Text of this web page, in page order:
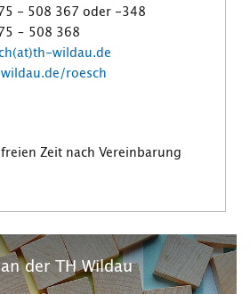
- 508 367 oder -348
– 508 368
wildau.de
roesch
Zeit nach Vereinbarung
der TH Wildau